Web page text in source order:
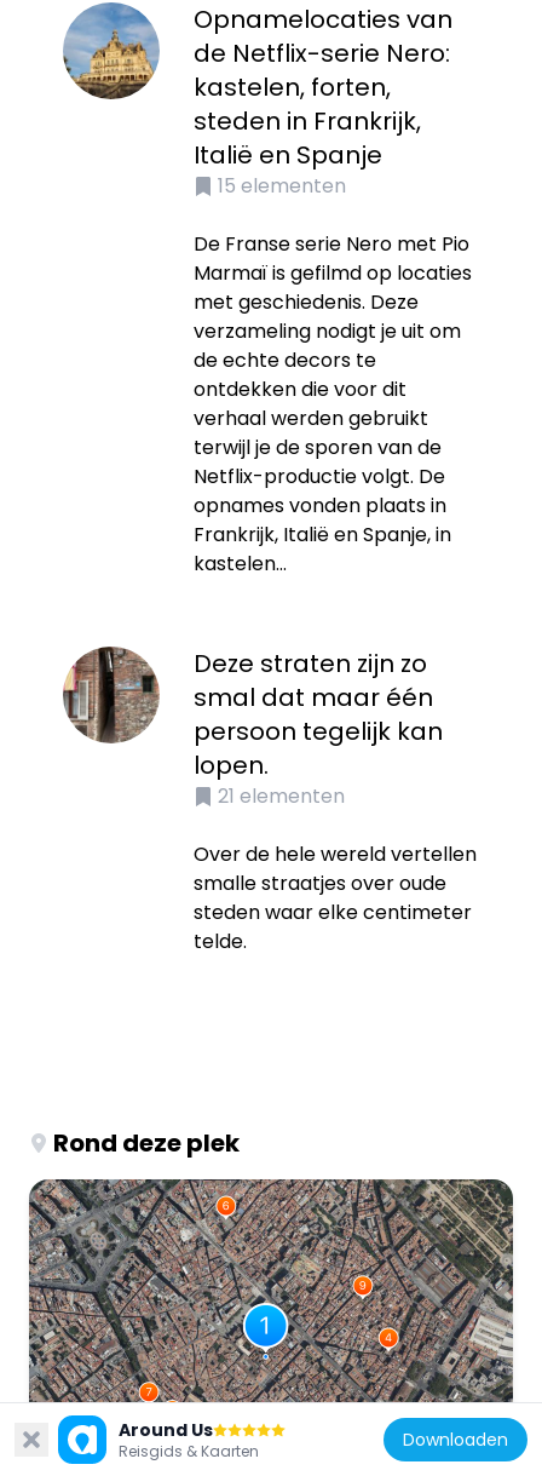
Opnamelocaties van
de Netflix-serie Nero:
kastelen, forten,
steden in Frankrijk,
Italië en Spanje
15 elementen
De Franse serie Nero met Pio
Marmaï is gefilmd op locaties
met geschiedenis. Deze
verzameling nodigt je uit om
de echte decors te
ontdekken die voor dit
verhaal werden gebruikt
terwijl je de sporen van de
Netflix-productie volgt. De
opnames vonden plaats in
Frankrijk, Italië en Spanje, in
kastelen...
Deze straten zijn zo
smal dat maar één
persoon tegelijk kan
lopen.
21 elementen
Over de hele wereld vertellen
smalle straatjes over oude
steden waar elke centimeter
telde.
Rond deze plek
Around Us
Reisgids & Kaarten Downloaden